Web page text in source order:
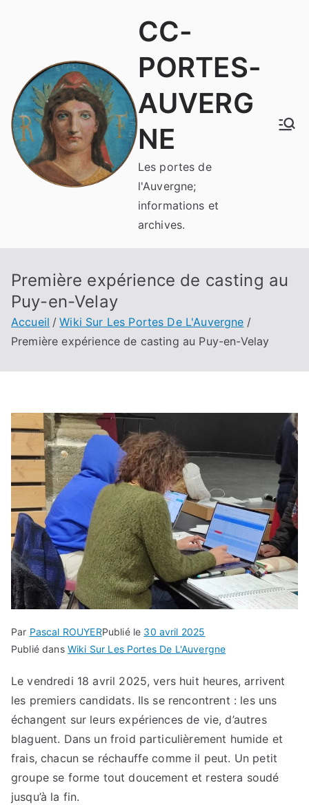
CC-
PORTES-
AUVERG
NE
Les portes de
l'Auvergne;
informations et
archives.
Première expérience de casting au
Puy-en-Velay
Accueil
Wiki Sur Les Portes De L'Auvergne
Première expérience de casting au Puy-en-Velay
Par Pascal ROUYERPublié le 30 avril 2025
Publié dans Wiki Sur Les Portes De L'Auvergne
Le vendredi 18 avril 2025, vers huit heures, arrivent
les premiers candidats. Ils se rencontrent : les uns
échangent sur leurs expériences de vie, d’autres
blaguent. Dans un froid particulièrement humide et
frais, chacun se réchauffe comme il peut. Un petit
groupe se forme tout doucement et restera soudé
jusqu’à la fin.